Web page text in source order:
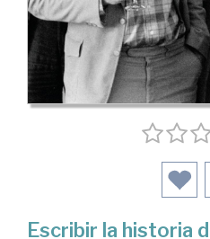
Escribir la historia